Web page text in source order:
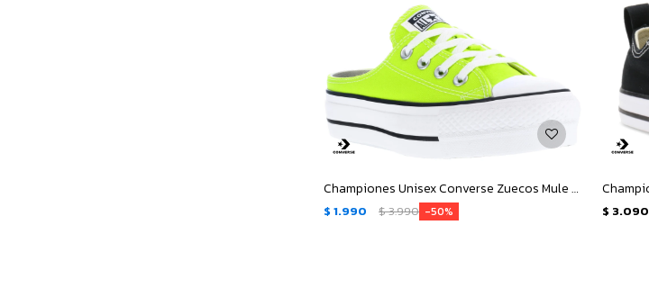
Championes Unisex Converse Zuecos Mule Lift - Amarillo Limón
$ 1.990 $3.990 50 $ 3.090